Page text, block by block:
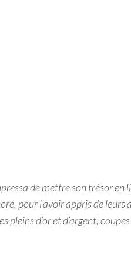
de mettre son trésor en
pour l’avoir appris de
d’or et d’argent,